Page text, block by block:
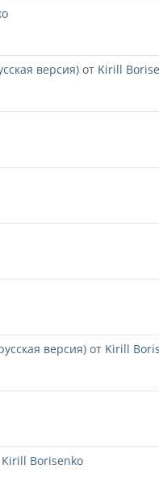
версия) от Kirill
версия) от Kirill
Kirill Borisenko